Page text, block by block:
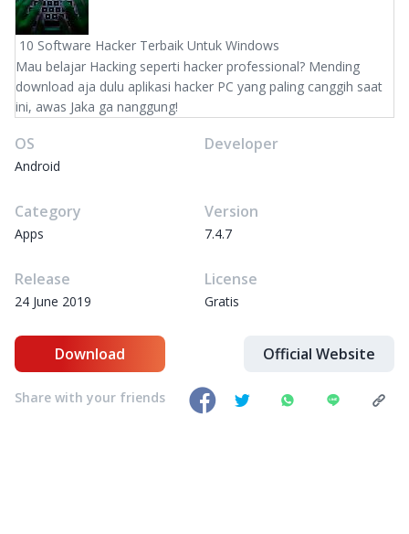
10 Software Hacker Terbaik Untuk Windows
Mau belajar Hacking seperti hacker professional? Mending
download aja dulu aplikasi hacker PC yang paling canggih saat
ini, awas Jaka ga nanggung!
OS
Android
Developer
Category
Apps
Version
7.4.7
Release
24 June 2019
License
Gratis
Download Official Website
Share with your friends